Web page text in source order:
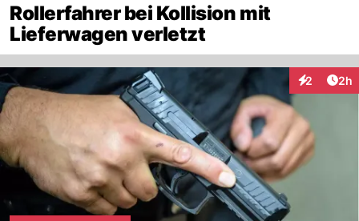
Rollerfahrer bei Kollision mit
Lieferwagen verletzt
2 2h